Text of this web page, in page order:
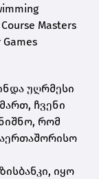
Masters
უღრმესი
ჩვენი
რომ
იყო